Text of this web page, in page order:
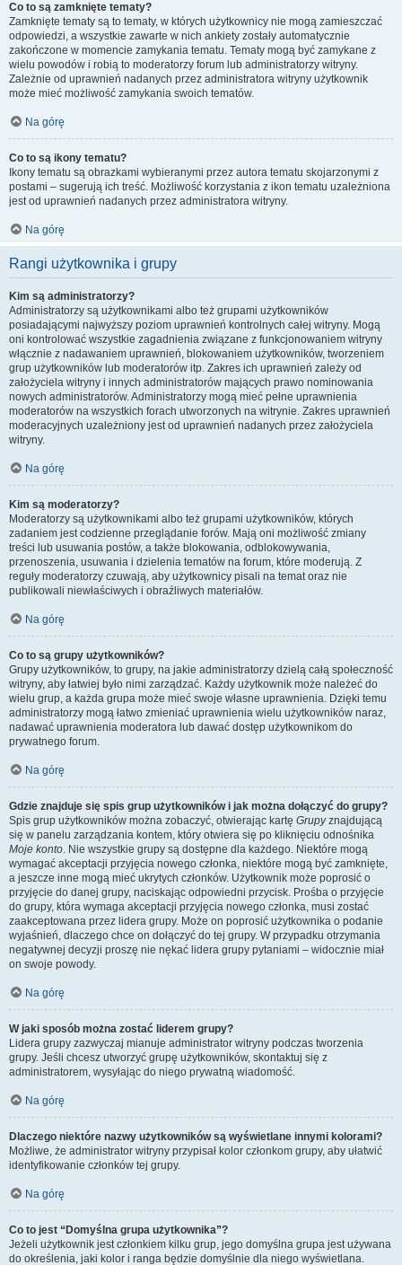
Co to są zamknięte tematy?
Zamknięte tematy są to tematy, w których użytkownicy nie mogą zamieszczać
odpowiedzi, a wszystkie zawarte w nich ankiety zostały automatycznie
zakończone w momencie zamykania tematu. Tematy mogą być zamykane z
wielu powodów i robią to moderatorzy forum lub administratorzy witryny.
Zależnie od uprawnień nadanych przez administratora witryny użytkownik
może mieć możliwość zamykania swoich tematów.
Na górę
Co to są ikony tematu?
Ikony tematu są obrazkami wybieranymi przez autora tematu skojarzonymi z
postami – sugerują ich treść. Możliwość korzystania z ikon tematu uzależniona
jest od uprawnień nadanych przez administratora witryny.
Na górę
Rangi użytkownika i grupy
Kim są administratorzy?
Administratorzy są użytkownikami albo też grupami użytkowników
posiadającymi najwyższy poziom uprawnień kontrolnych całej witryny. Mogą
oni kontrolować wszystkie zagadnienia związane z funkcjonowaniem witryny
włącznie z nadawaniem uprawnień, blokowaniem użytkowników, tworzeniem
grup użytkowników lub moderatorów itp. Zakres ich uprawnień zależy od
założyciela witryny i innych administratorów mających prawo nominowania
nowych administratorów. Administratorzy mogą mieć pełne uprawnienia
moderatorów na wszystkich forach utworzonych na witrynie. Zakres uprawnień
moderacyjnych uzależniony jest od uprawnień nadanych przez założyciela
witryny.
Na górę
Kim są moderatorzy?
Moderatorzy są użytkownikami albo też grupami użytkowników, których
zadaniem jest codzienne przeglądanie forów. Mają oni możliwość zmiany
treści lub usuwania postów, a także blokowania, odblokowywania,
przenoszenia, usuwania i dzielenia tematów na forum, które moderują. Z
reguły moderatorzy czuwają, aby użytkownicy pisali na temat oraz nie
publikowali niewłaściwych i obraźliwych materiałów.
Na górę
Co to są grupy użytkowników?
Grupy użytkowników, to grupy, na jakie administratorzy dzielą całą społeczność
witryny, aby łatwiej było nimi zarządzać. Każdy użytkownik może należeć do
wielu grup, a każda grupa może mieć swoje własne uprawnienia. Dzięki temu
administratorzy mogą łatwo zmieniać uprawnienia wielu użytkowników naraz,
nadawać uprawnienia moderatora lub dawać dostęp użytkownikom do
prywatnego forum.
Na górę
Gdzie znajduje się spis grup użytkowników i jak można dołączyć do grupy?
Spis grup użytkowników można zobaczyć, otwierając kartę Grupyznajdującą
się w panelu zarządzania kontem, który otwiera się po kliknięciu odnośnika
Moje konto. Nie wszystkie grupy są dostępne dla każdego. Niektóre mogą
wymagać akceptacji przyjęcia nowego członka, niektóre mogą być zamknięte,
a jeszcze inne mogą mieć ukrytych członków. Użytkownik może poprosić o
przyjęcie do danej grupy, naciskając odpowiedni przycisk. Prośba o przyjęcie
do grupy, która wymaga akceptacji przyjęcia nowego członka, musi zostać
zaakceptowana przez lidera grupy. Może on poprosić użytkownika o podanie
wyjaśnień, dlaczego chce on dołączyć do tej grupy. W przypadku otrzymania
negatywnej decyzji proszę nie nękać lidera grupy pytaniami – widocznie miał
on swoje powody.
Na górę
W jaki sposób można zostać liderem grupy?
Lidera grupy zazwyczaj mianuje administrator witryny podczas tworzenia
grupy. Jeśli chcesz utworzyć grupę użytkowników, skontaktuj się z
administratorem, wysyłając do niego prywatną wiadomość.
Na górę
Dlaczego niektóre nazwy użytkowników są wyświetlane innymi kolorami?
Możliwe, że administrator witryny przypisał kolor członkom grupy, aby ułatwić
identyfikowanie członków tej grupy.
Na górę
Co to jest “Domyślna grupa użytkownika”?
Jeżeli użytkownik jest członkiem kilku grup, jego domyślna grupa jest używana
do określenia, jaki kolor i ranga będzie domyślnie dla niego wyświetlana.